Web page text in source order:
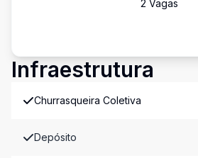
2 Vagas
Infraestrutura
Churrasqueira Coletiva
Depósito